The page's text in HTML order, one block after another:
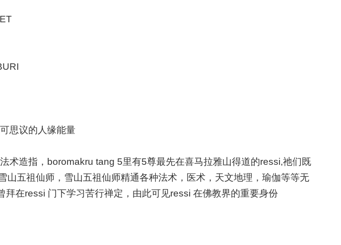
思议的人缘能量
术造指，boromakru tang 5里有5尊最先在喜马拉雅山得道的ressi,祂们既
五祖仙师，雪山五祖仙师精通各种法术，医术，天文地理，瑜伽等等无
在ressi 门下学习苦行禅定，由此可见ressi 在佛教界的重要身份